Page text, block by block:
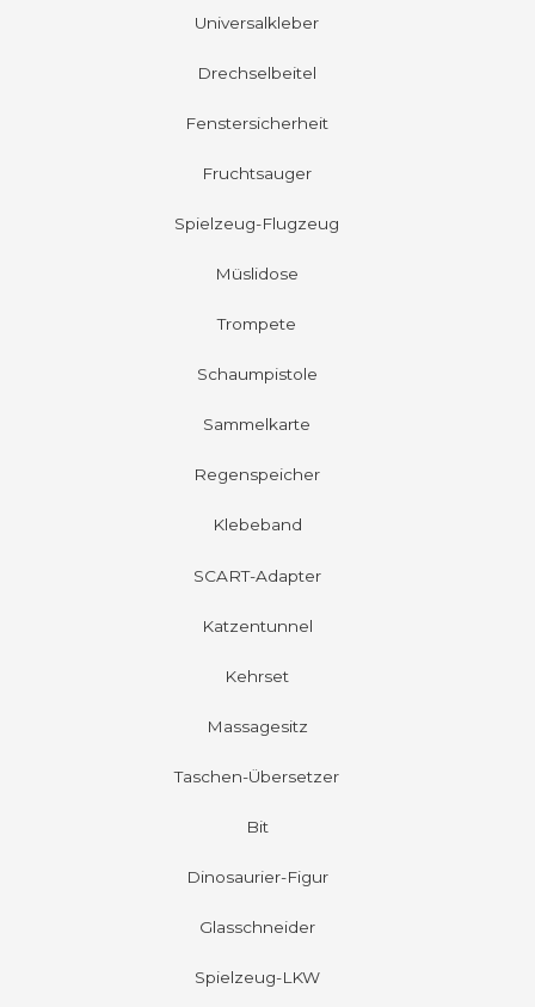
Universalkleber
Drechselbeitel
Fenstersicherheit
Fruchtsauger
Spielzeug-Flugzeug
Müslidose
Trompete
Schaumpistole
Sammelkarte
Regenspeicher
Klebeband
SCART-Adapter
Katzentunnel
Kehrset
Massagesitz
Taschen-Übersetzer
Bit
Dinosaurier-Figur
Glasschneider
Spielzeug-LKW